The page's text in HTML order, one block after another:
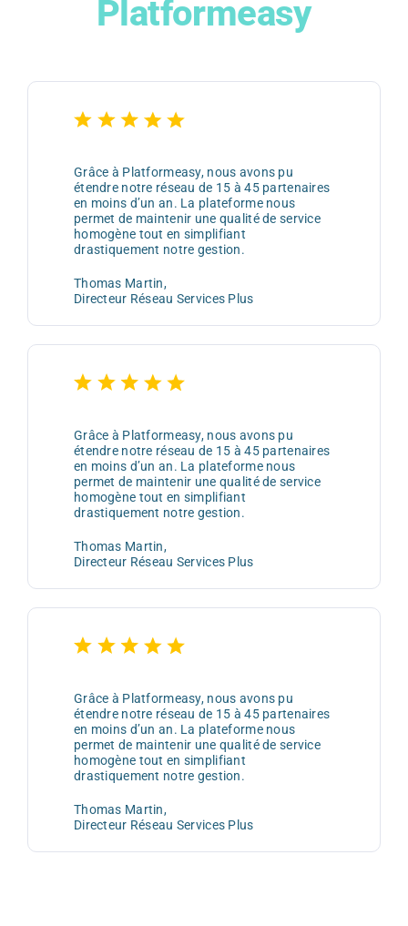
Platformeasy
Grâce à Platformeasy, nous avons pu
étendre notre réseau de 15 à 45 partenaires
en moins d’un an. La plateforme nous
permet de maintenir une qualité de service
homogène tout en simplifiant
drastiquement notre gestion.
Thomas Martin,
Directeur Réseau Services Plus
Grâce à Platformeasy, nous avons pu
étendre notre réseau de 15 à 45 partenaires
en moins d’un an. La plateforme nous
permet de maintenir une qualité de service
homogène tout en simplifiant
drastiquement notre gestion.
Thomas Martin,
Directeur Réseau Services Plus
Grâce à Platformeasy, nous avons pu
étendre notre réseau de 15 à 45 partenaires
en moins d’un an. La plateforme nous
permet de maintenir une qualité de service
homogène tout en simplifiant
drastiquement notre gestion.
Thomas Martin,
Directeur Réseau Services Plus